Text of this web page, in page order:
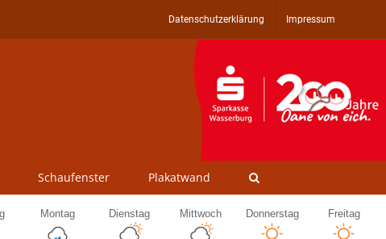
Datenschutzerklärung Impressum
Schaufenster Plakatwand